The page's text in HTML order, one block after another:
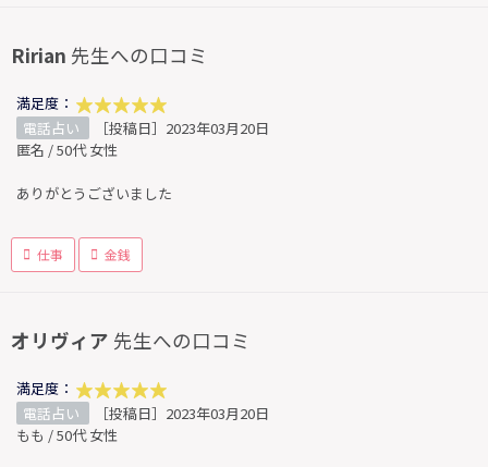
Ririan 先生への口コミ
満足度：
電話占い
［投稿日］2023年03月20日
匿名 / 50代 女性
ありがとうございました
仕事 金銭
オリヴィア 先生への口コミ
満足度：
電話占い
［投稿日］2023年03月20日
もも / 50代 女性